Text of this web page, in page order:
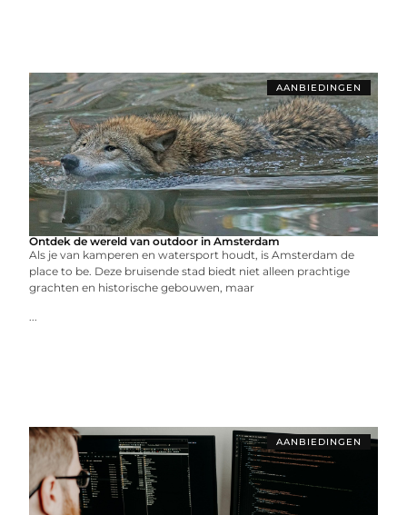
AANBIEDINGEN
Ontdek de wereld van outdoor in Amsterdam
Als je van kamperen en watersport houdt, is Amsterdam de
place to be. Deze bruisende stad biedt niet alleen prachtige
grachten en historische gebouwen, maar
...
AANBIEDINGEN